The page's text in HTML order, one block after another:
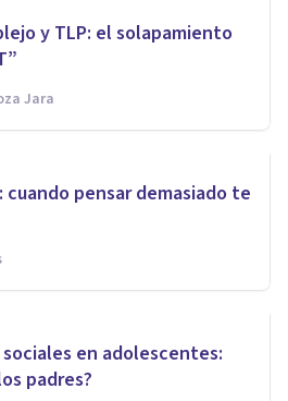
y TLP: el solapamiento
Jara
cuando pensar demasiado te
en adolescentes:
padres?